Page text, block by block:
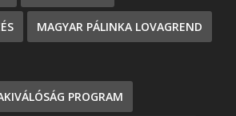
MAGYAR PÁLINKA LOVAGREND
PROGRAM